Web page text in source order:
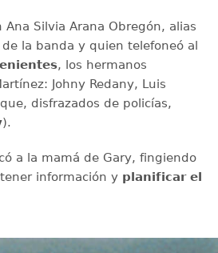
Ana Silvia Arana Obregón, alias
la banda y quien telefoneó al
, los hermanos
Johny Redany, Luis
disfrazados de policías,
).
a la mamá de Gary, fingiendo
información yplanificar el